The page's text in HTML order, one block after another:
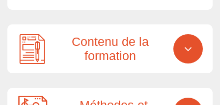
Contenu de la
formation